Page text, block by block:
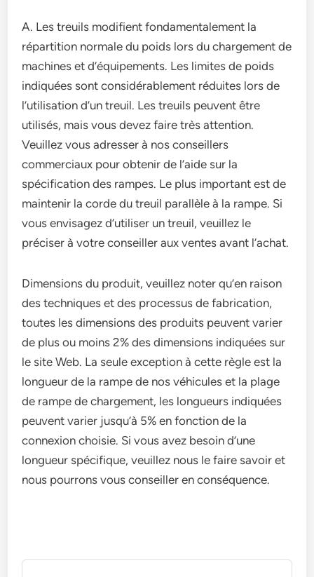
A. Les treuils modifient fondamentalement la
répartition normale du poids lors du chargement de
machines et d’équipements. Les limites de poids
indiquées sont considérablement réduites lors de
l’utilisation d’un treuil. Les treuils peuvent être
utilisés, mais vous devez faire très attention.
Veuillez vous adresser à nos conseillers
commerciaux pour obtenir de l’aide sur la
spécification des rampes. Le plus important est de
maintenir la corde du treuil parallèle à la rampe. Si
vous envisagez d’utiliser un treuil, veuillez le
préciser à votre conseiller aux ventes avant l’achat.
Dimensions du produit, veuillez noter qu’en raison
des techniques et des processus de fabrication,
toutes les dimensions des produits peuvent varier
de plus ou moins 2% des dimensions indiquées sur
le site Web. La seule exception à cette règle est la
longueur de la rampe de nos véhicules et la plage
de rampe de chargement, les longueurs indiquées
peuvent varier jusqu’à 5% en fonction de la
connexion choisie. Si vous avez besoin d’une
longueur spécifique, veuillez nous le faire savoir et
nous pourrons vous conseiller en conséquence.